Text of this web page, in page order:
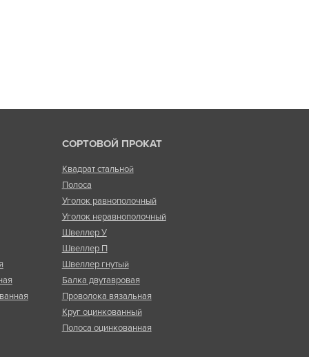
СОРТОВОЙ ПРОКАТ
Квадрат стальной
Полоса
Уголок равнополочный
Уголок неравнополочный
Швеллер У
Швеллер П
Швеллер гнутый
Балка двутавровая
Проволока вязальная
Круг оцинкованный
Полоса оцинкованная